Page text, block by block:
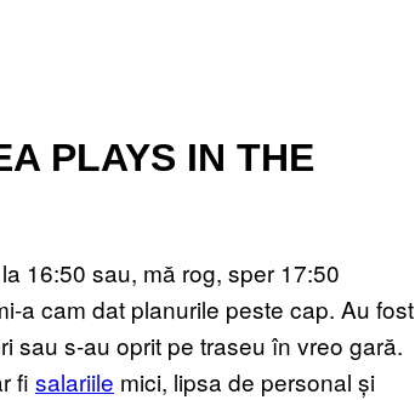
PLAYS IN THE
16:50 sau, mă rog, sper 17:50
a cam dat planurile peste cap. Au fost
sau s-au oprit pe traseu în vreo gară.
fi salariile mici, lipsa de personal și